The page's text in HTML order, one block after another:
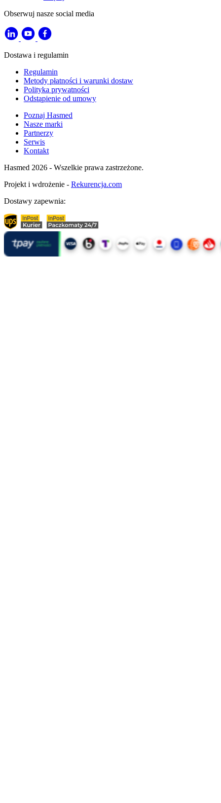
Obserwuj nasze social media
Dostawa i regulamin
Regulamin
Metody płatności i warunki dostaw
Polityka prywatności
Odstąpienie od umowy
Poznaj Hasmed
Nasze marki
Partnerzy
Serwis
Kontakt
Hasmed 2026 - Wszelkie prawa zastrzeżone.
Projekt i wdrożenie - Rekurencja.com
Dostawy zapewnia: